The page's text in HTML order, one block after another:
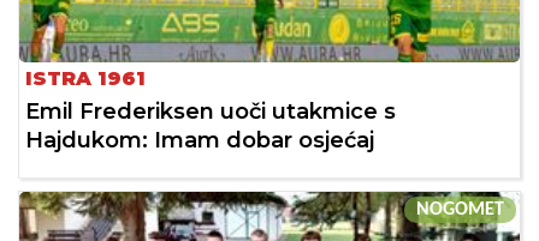
ISTRA 1961
Emil Frederiksen uoči utakmice s
Hajdukom: Imam dobar osjećaj
NOGOMET